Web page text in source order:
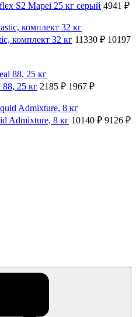
S2 Mapei 25 кг серый 4941 ₽
комплект 32 кг 11330 ₽ 10197
88, 25 кг 2185 ₽ 1967 ₽
Admixture, 8 кг 10140 ₽ 9126 ₽